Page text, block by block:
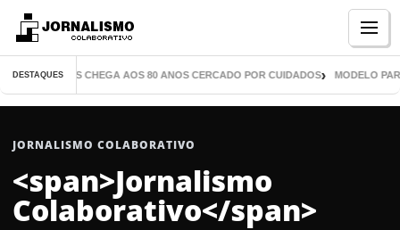
DESTAQUES
MIL LIVROS CHEGA AOS 80 ANOS CERCADO POR CUIDADOS MODELO
JORNALISMO COLABORATIVO
<span>Jornalismo
Colaborativo</span>